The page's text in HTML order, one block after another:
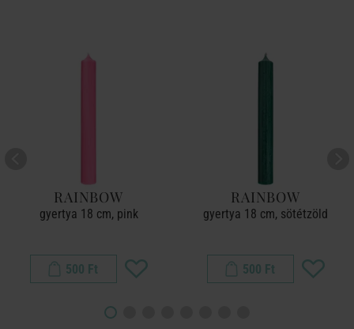
RAINBOW
gyertya 18 cm, pink
500 Ft
RAINBOW
gyertya 18 cm, sötétzöld
500 Ft